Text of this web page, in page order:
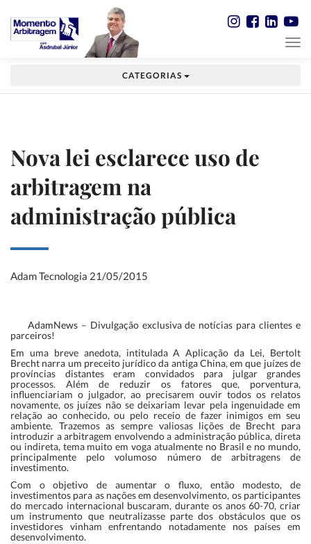
CATEGORIAS
Nova lei esclarece uso de
arbitragem na
administração pública
Adam Tecnologia 21/05/2015
AdamNews– Divulgação exclusiva de notícias para clientes e
parceiros!
Em uma breve anedota, intitulada A Aplicação da Lei, Bertolt
Brecht narra um preceito jurídico da antiga China, em que juízes de
províncias distantes eram convidados para julgar grandes
processos. Além de reduzir os fatores que, porventura,
influenciariam o julgador, ao precisarem ouvir todos os relatos
novamente, os juízes não se deixariam levar pela ingenuidade em
relação ao conhecido, ou pelo receio de fazer inimigos em seu
ambiente. Trazemos as sempre valiosas lições de Brecht para
introduzir a arbitragem envolvendo a administração pública, direta
ou indireta, tema muito em voga atualmente no Brasil e no mundo,
principalmente pelo volumoso número de arbitragens de
investimento.
Com o objetivo de aumentar o fluxo, então modesto, de
investimentos para as nações em desenvolvimento, os participantes
do mercado internacional buscaram, durante os anos 60-70, criar
um instrumento que neutralizasse parte dos obstáculos que os
investidores vinham enfrentando notadamente nos países em
desenvolvimento.